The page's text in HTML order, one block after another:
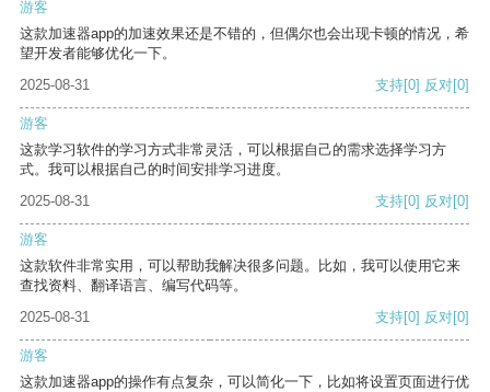
游客
这款加速器app的加速效果还是不错的，但偶尔也会出现卡顿的情况，希
望开发者能够优化一下。
2025-08-31
支持[0] 反对[0]
游客
这款学习软件的学习方式非常灵活，可以根据自己的需求选择学习方
式。我可以根据自己的时间安排学习进度。
2025-08-31
支持[0] 反对[0]
游客
这款软件非常实用，可以帮助我解决很多问题。比如，我可以使用它来
查找资料、翻译语言、编写代码等。
2025-08-31
支持[0] 反对[0]
游客
这款加速器app的操作有点复杂，可以简化一下，比如将设置页面进行优